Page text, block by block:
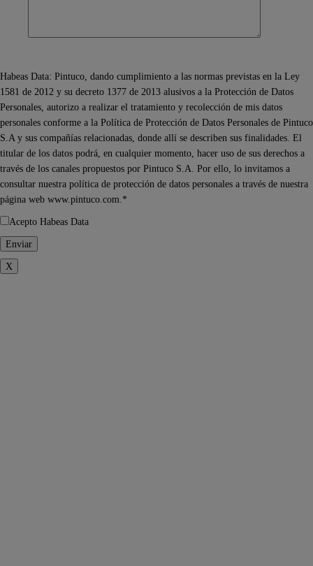
Habeas Data: Pintuco, dando cumplimiento a las normas previstas en la Ley
1581 de 2012 y su decreto 1377 de 2013 alusivos a la Protección de Datos
Personales, autorizo a realizar el tratamiento y recolección de mis datos
personales conforme a la Política de Protección de Datos Personales de Pintuco
S.A y sus compañías relacionadas, donde allí se describen sus finalidades. El
titular de los datos podrá, en cualquier momento, hacer uso de sus derechos a
través de los canales propuestos por Pintuco S.A. Por ello, lo invitamos a
consultar nuestra política de protección de datos personales a través de nuestra
página web www.pintuco.com.*
Acepto Habeas Data
X